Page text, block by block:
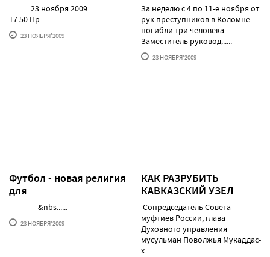
23 ноября 2009
17:50 Пр......
23 НОЯБРЯ'2009
За неделю с 4 по 11-е ноября от
рук преступников в Коломне
погибли три человека.
Заместитель руковод......
23 НОЯБРЯ'2009
Футбол - новая религия
для
&nbs......
23 НОЯБРЯ'2009
КАК РАЗРУБИТЬ
КАВКАЗСКИЙ УЗЕЛ
Сопредседатель Совета
муфтиев России, глава
Духовного управления
мусульман Поволжья Мукаддас-
х......